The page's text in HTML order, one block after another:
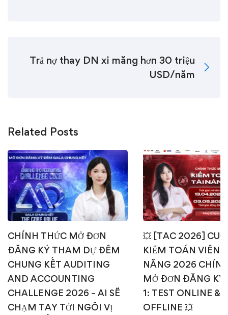
Trả nợ thay DN xi măng hơn 30 triệu
USD/năm
Related Posts
CHÍNH THỨC MỞ ĐƠN
ĐĂNG KÝ THAM DỰ ĐÊM
CHUNG KẾT AUDITING
AND ACCOUNTING
CHALLENGE 2026 – AI SẼ
CHẠM TAY TỚI NGÔI VỊ
💥 [TAC 2026]
KIỂM TOÁN VIÊN
NĂNG 2026
MỞ ĐƠN ĐĂNG KÝ
1: TEST ONLINE &
OFFLINE 💥